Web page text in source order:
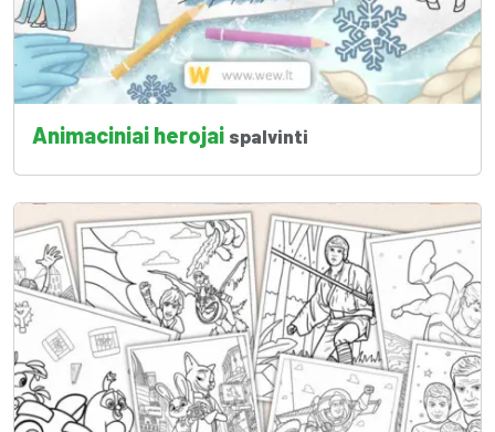
Animaciniai herojai spalvinti